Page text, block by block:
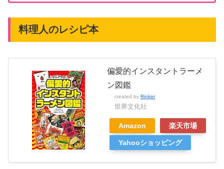
料理人のレシピ本
偏愛的インスタントラーメ
ン図鑑
created by Rinker
世界文化社
Amazon 楽天市場
Yahooショッピング